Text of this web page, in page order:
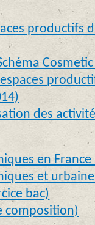
productifs
des
en
et
bac)
composition)